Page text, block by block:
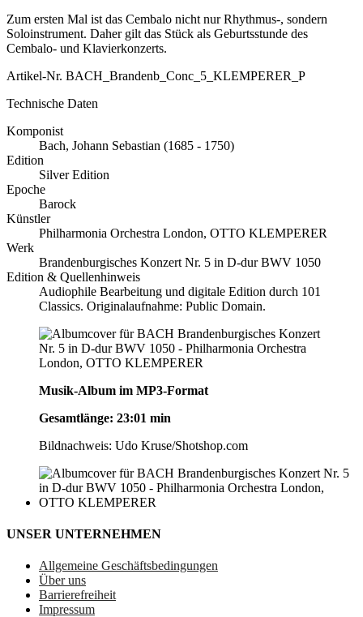
Zum ersten Mal ist das Cembalo nicht nur Rhythmus-, sondern
Soloinstrument. Daher gilt das Stück als Geburtsstunde des
Cembalo- und Klavierkonzerts.
Artikel-Nr. BACH_Brandenb_Conc_5_KLEMPERER_P
Technische Daten
Komponist
Bach, Johann Sebastian (1685 - 1750)
Edition
Silver Edition
Epoche
Barock
Künstler
Philharmonia Orchestra London, OTTO KLEMPERER
Werk
Brandenburgisches Konzert Nr. 5 in D-dur BWV 1050
Edition & Quellenhinweis
Audiophile Bearbeitung und digitale Edition durch 101
Classics. Originalaufnahme: Public Domain.
Musik-Album im MP3-Format
Gesamtlänge: 23:01 min
Bildnachweis: Udo Kruse/Shotshop.com
UNSER UNTERNEHMEN
Allgemeine Geschäftsbedingungen
Über uns
Barrierefreiheit
Impressum